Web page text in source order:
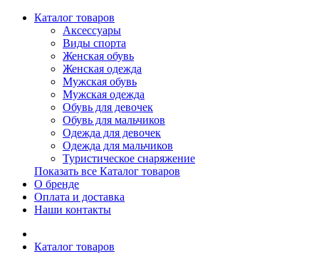
Каталог товаров
Аксессуары
Виды спорта
Женская обувь
Женская одежда
Мужская обувь
Мужская одежда
Обувь для девочек
Обувь для мальчиков
Одежда для девочек
Одежда для мальчиков
Туристическое снаряжение
Показать все Каталог товаров
О бренде
Оплата и доставка
Наши контакты
Каталог товаров